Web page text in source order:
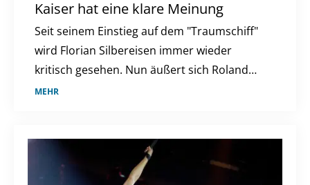
Kaiser hat eine klare Meinung
Seit seinem Einstieg auf dem "Traumschiff"
wird Florian Silbereisen immer wieder
kritisch gesehen. Nun äußert sich Roland
Kaiser zur Debatte um den ZDF-Kapitän.
MEHR